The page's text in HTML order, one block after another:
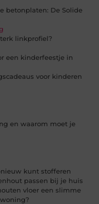
betonplaten: De Solide
linkprofiel?
een kinderfeestje in
voor kinderen
en waarom moet je
kunt stofferen
passen bij je huis
vloer een slimme